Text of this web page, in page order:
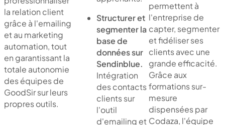
la relation client
grâce à l'emailing
et au marketing
automation, tout
en garantissant la
totale autonomie
des équipes de
GoodSir sur leurs
propres outils.
Structurer et
segmenter la
base de
données sur
Sendinblue.
Intégration
des contacts
clients sur
l'outil
d'emailing et
permettent à
l'entreprise de
capter, segmenter
et fidéliser ses
clients avec une
grande efficacité.
Grâce aux
formations sur-
mesure
dispensées par
Codaza, l'équipe